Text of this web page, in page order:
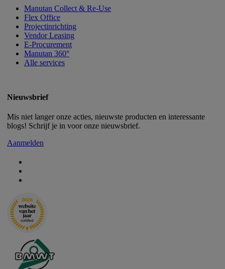
Manutan Collect & Re-Use
Flex Office
Projectinrichting
Vendor Leasing
E-Procurement
Manutan 360°
Alle services
Nieuwsbrief
Mis niet langer onze acties, nieuwste producten en interessante
blogs! Schrijf je in voor onze nieuwsbrief.
Aanmelden